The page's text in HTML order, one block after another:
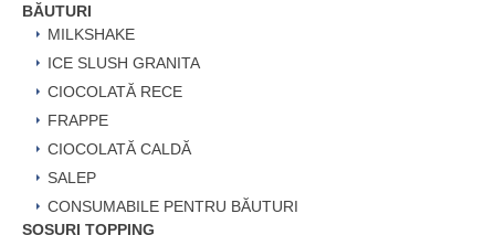
BĂUTURI
MILKSHAKE
ICE SLUSH GRANITA
CIOCOLATĂ RECE
FRAPPE
CIOCOLATĂ CALDĂ
SALEP
CONSUMABILE PENTRU BĂUTURI
SOSURI TOPPING